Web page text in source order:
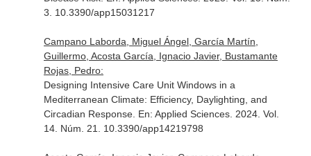
3. 10.3390/app15031217
Campano Laborda, Miguel Ángel, García Martín,
Guillermo, Acosta García, Ignacio Javier, Bustamante
Rojas, Pedro:
Designing Intensive Care Unit Windows in a
Mediterranean Climate: Efficiency, Daylighting, and
Circadian Response. En: Applied Sciences. 2024. Vol.
14. Núm. 21. 10.3390/app14219798